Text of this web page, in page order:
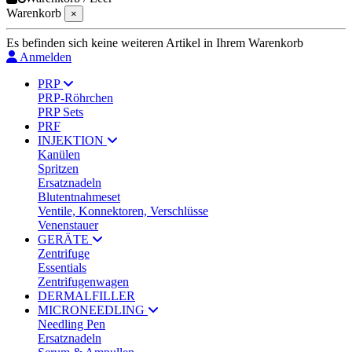
Warenkorb
×
Es befinden sich keine weiteren Artikel in Ihrem Warenkorb
Anmelden
PRP
PRP-Röhrchen
PRP Sets
PRF
INJEKTION
Kanülen
Spritzen
Ersatznadeln
Blutentnahmeset
Ventile, Konnektoren, Verschlüsse
Venenstauer
GERÄTE
Zentrifuge
Essentials
Zentrifugenwagen
DERMALFILLER
MICRONEEDLING
Needling Pen
Ersatznadeln